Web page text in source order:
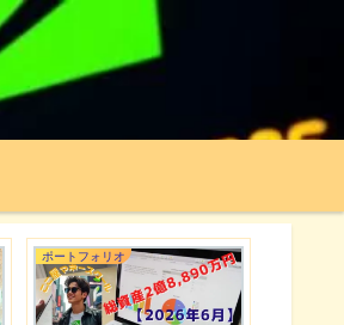
ポートフォリオ